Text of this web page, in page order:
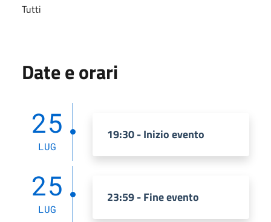
Tutti
Date e orari
25
LUG
19:30 - Inizio evento
25
LUG
23:59 - Fine evento